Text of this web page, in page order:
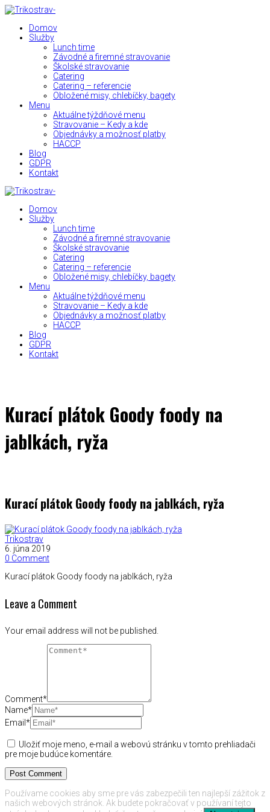
Domov
Služby
Lunch time
Závodné a firemné stravovanie
Školské stravovanie
Catering
Catering – referencie
Obložené misy, chlebíčky, bagety
Menu
Aktuálne týždňové menu
Stravovanie – Kedy a kde
Objednávky a možnosť platby
HACCP
Blog
GDPR
Kontakt
Domov
Služby
Lunch time
Závodné a firemné stravovanie
Školské stravovanie
Catering
Catering – referencie
Obložené misy, chlebíčky, bagety
Menu
Aktuálne týždňové menu
Stravovanie – Kedy a kde
Objednávky a možnosť platby
HACCP
Blog
GDPR
Kontakt
Kurací plátok Goody foody na
jablkách, ryža
Kurací plátok Goody foody na jablkách, ryža
Trikostrav
6. júna 2019
0 Comment
Kurací plátok Goody foody na jablkách, ryža
Leave a Comment
Your email address will not be published.
Comment*
Name*
Email*
Uložiť moje meno, e-mail a webovú stránku v tomto prehliadači
pre moje budúce komentáre.
Používame cookies aby sme pre vás zabezpečili ten najlepší zážitok z
našich webových stránok. Ak budete pokračovať v používaní tejto